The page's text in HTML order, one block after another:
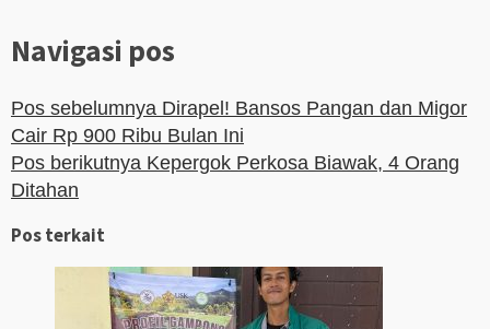
Navigasi pos
Pos sebelumnya Dirapel! Bansos Pangan dan Migor
Cair Rp 900 Ribu Bulan Ini
Pos berikutnya Kepergok Perkosa Biawak, 4 Orang
Ditahan
Pos terkait